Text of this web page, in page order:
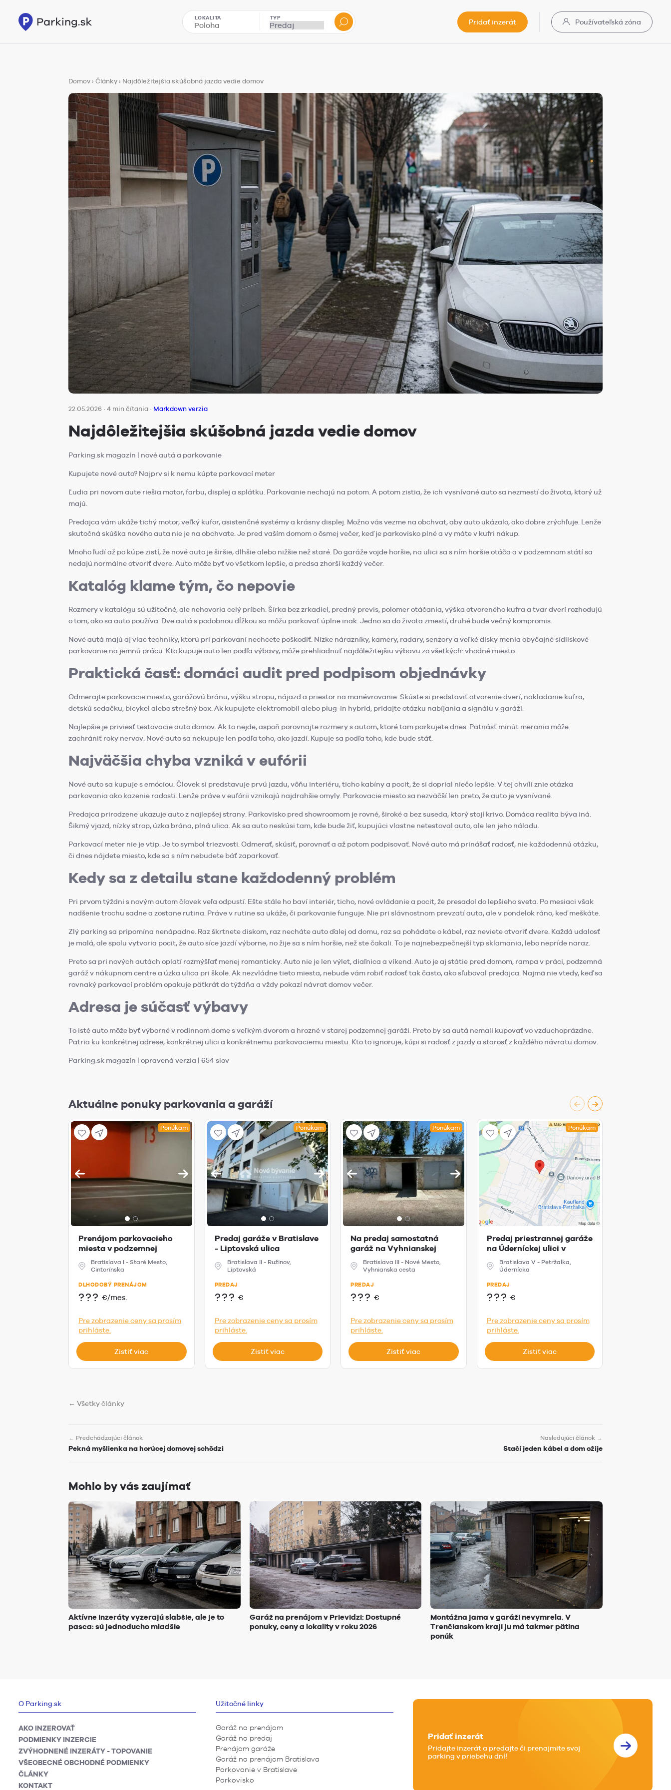
LOKALITA TYP
Pridať inzerát Používateľská zóna
Domov › Články › Najdôležitejšia skúšobná jazda vedie domov
22.05.2026 · 4 min čítania · Markdown verzia
Najdôležitejšia skúšobná jazda vedie domov
Parking.sk magazín | nové autá a parkovanie
Kupujete nové auto? Najprv si k nemu kúpte parkovací meter
Ľudia pri novom aute riešia motor, farbu, displej a splátku. Parkovanie nechajú na potom. A potom zistia, že ich vysnívané auto sa nezmestí do života, ktorý už
majú.
Predajca vám ukáže tichý motor, veľký kufor, asistenčné systémy a krásny displej. Možno vás vezme na obchvat, aby auto ukázalo, ako dobre zrýchľuje. Lenže
skutočná skúška nového auta nie je na obchvate. Je pred vaším domom o ôsmej večer, keď je parkovisko plné a vy máte v kufri nákup.
Mnoho ľudí až po kúpe zistí, že nové auto je širšie, dlhšie alebo nižšie než staré. Do garáže vojde horšie, na ulici sa s ním horšie otáča a v podzemnom státí sa
nedajú normálne otvoriť dvere. Auto môže byť vo všetkom lepšie, a predsa zhorší každý večer.
Katalóg klame tým, čo nepovie
Rozmery v katalógu sú užitočné, ale nehovoria celý príbeh. Šírka bez zrkadiel, predný previs, polomer otáčania, výška otvoreného kufra a tvar dverí rozhodujú
o tom, ako sa auto používa. Dve autá s podobnou dĺžkou sa môžu parkovať úplne inak. Jedno sa do života zmestí, druhé bude večný kompromis.
Nové autá majú aj viac techniky, ktorú pri parkovaní nechcete poškodiť. Nízke nárazníky, kamery, radary, senzory a veľké disky menia obyčajné sídliskové
parkovanie na jemnú prácu. Kto kupuje auto len podľa výbavy, môže prehliadnuť najdôležitejšiu výbavu zo všetkých: vhodné miesto.
Praktická časť: domáci audit pred podpisom objednávky
Odmerajte parkovacie miesto, garážovú bránu, výšku stropu, nájazd a priestor na manévrovanie. Skúste si predstaviť otvorenie dverí, nakladanie kufra,
detskú sedačku, bicykel alebo strešný box. Ak kupujete elektromobil alebo plug-in hybrid, pridajte otázku nabíjania a signálu v garáži.
Najlepšie je priviesť testovacie auto domov. Ak to nejde, aspoň porovnajte rozmery s autom, ktoré tam parkujete dnes. Pätnásť minút merania môže
zachrániť roky nervov. Nové auto sa nekupuje len podľa toho, ako jazdí. Kupuje sa podľa toho, kde bude stáť.
Najväčšia chyba vzniká v eufórii
Nové auto sa kupuje s emóciou. Človek si predstavuje prvú jazdu, vôňu interiéru, ticho kabíny a pocit, že si doprial niečo lepšie. V tej chvíli znie otázka
parkovania ako kazenie radosti. Lenže práve v eufórii vznikajú najdrahšie omyly. Parkovacie miesto sa nezväčší len preto, že auto je vysnívané.
Predajca prirodzene ukazuje auto z najlepšej strany. Parkovisko pred showroomom je rovné, široké a bez suseda, ktorý stojí krivo. Domáca realita býva iná.
Šikmý vjazd, nízky strop, úzka brána, plná ulica. Ak sa auto neskúsi tam, kde bude žiť, kupujúci vlastne netestoval auto, ale len jeho náladu.
Parkovací meter nie je vtip. Je to symbol triezvosti. Odmerať, skúsiť, porovnať a až potom podpisovať. Nové auto má prinášať radosť, nie každodennú otázku,
či dnes nájdete miesto, kde sa s ním nebudete báť zaparkovať.
Kedy sa z detailu stane každodenný problém
Pri prvom týždni s novým autom človek veľa odpustí. Ešte stále ho baví interiér, ticho, nové ovládanie a pocit, že presadol do lepšieho sveta. Po mesiaci však
nadšenie trochu sadne a zostane rutina. Práve v rutine sa ukáže, či parkovanie funguje. Nie pri slávnostnom prevzatí auta, ale v pondelok ráno, keď meškáte.
Zlý parking sa pripomína nenápadne. Raz škrtnete diskom, raz necháte auto ďalej od domu, raz sa pohádate o kábel, raz neviete otvoriť dvere. Každá udalosť
je malá, ale spolu vytvoria pocit, že auto síce jazdí výborne, no žije sa s ním horšie, než ste čakali. To je najnebezpečnejší typ sklamania, lebo nepríde naraz.
Preto sa pri nových autách oplatí rozmýšľať menej romanticky. Auto nie je len výlet, diaľnica a víkend. Auto je aj státie pred domom, rampa v práci, podzemná
garáž v nákupnom centre a úzka ulica pri škole. Ak nezvládne tieto miesta, nebude vám robiť radosť tak často, ako sľuboval predajca. Najmä nie vtedy, keď sa
rovnaký parkovací problém opakuje päťkrát do týždňa a vždy pokazí návrat domov večer.
Adresa je súčasť výbavy
To isté auto môže byť výborné v rodinnom dome s veľkým dvorom a hrozné v starej podzemnej garáži. Preto by sa autá nemali kupovať vo vzduchoprázdne.
Patria ku konkrétnej adrese, konkrétnej ulici a konkrétnemu parkovaciemu miestu. Kto to ignoruje, kúpi si radosť z jazdy a starosť z každého návratu domov.
Parking.sk magazín | opravená verzia | 654 slov
Aktuálne ponuky parkovania a garáží
Ponúkam
Prenájom parkovacieho
miesta v podzemnej
garáži na Cint...
Bratislava I - Staré Mesto,
Cintorínska
DLHODOBÝ PRENÁJOM
??? €/mes.
Pre zobrazenie ceny sa prosím
prihláste.
Zistiť viac
Ponúkam
Predaj garáže v Bratislave
- Liptovská ulica
Bratislava II - Ružinov,
Liptovská
PREDAJ
??? €
Pre zobrazenie ceny sa prosím
prihláste.
Zistiť viac
Ponúkam
Na predaj samostatná
garáž na Vyhnianskej
ceste, Bratis...
Bratislava III - Nové Mesto,
Vyhnianska cesta
PREDAJ
??? €
Pre zobrazenie ceny sa prosím
prihláste.
Zistiť viac
Ponúkam
Predaj priestrannej garáže
na Úderníckej ulici v
Petrža...
Bratislava V - Petržalka,
Údernícka
PREDAJ
??? €
Pre zobrazenie ceny sa prosím
prihláste.
Zistiť viac
← Všetky články
← Predchádzajúci článok
Pekná myšlienka na horúcej domovej schôdzi
Nasledujúci článok →
Stačí jeden kábel a dom ožije
Mohlo by vás zaujímať
Aktívne inzeráty vyzerajú slabšie, ale je to
pasca: sú jednoducho mladšie
Garáž na prenájom v Prievidzi: Dostupné
ponuky, ceny a lokality v roku 2026
Montážna jama v garáži nevymrela. V
Trenčianskom kraji ju má takmer pätina
ponúk
O Parking.sk
AKO INZEROVAŤ
PODMIENKY INZERCIE
ZVÝHODNENÉ INZERÁTY - TOPOVANIE
VŠEOBECNÉ OBCHODNÉ PODMIENKY
ČLÁNKY
KONTAKT
Užitočné linky
Garáž na prenájom
Garáž na predaj
Prenájom garáže
Garáž na prenájom Bratislava
Parkovanie v Bratislave
Parkovisko
Pridať inzerát
Pridajte inzerát a predajte či prenajmite svoj
parking v priebehu dní!